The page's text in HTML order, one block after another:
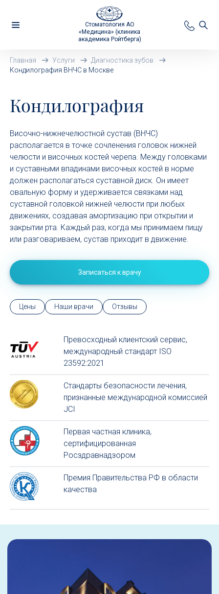
Стоматология АО
«Медицина» (клиника
академика Ройтберга)
Главная Услуги
Диагностика зубов
Кондилография ВНЧС в Москве
Кондилография
Височно-нижнечелюстной сустав (ВНЧС)
располагается в точке сочленения головок нижней
челюсти и височных костей черепа. Между головками
и суставными впадинами височных костей в норме
должен располагаться суставной диск. Он имеет
овальную форму и удерживается связками над
суставной головкой нижней челюсти при любых
движениях, создавая амортизацию при открытии и
закрытии рта. Каждый раз, когда мы принимаем пищу
или разговариваем, сустав приходит в движение.
Записаться к врачу
Цены Наши врачи Отзывы
Превосходный клиентский сервиc,
международный стандарт ISO
23592:2021
Стандарты безопасности лечения,
признанные международной комиссией
JCI
Первая частная клиника,
сертифицированная
Росздравнадзором
Премия Правительства РФ в области
качества